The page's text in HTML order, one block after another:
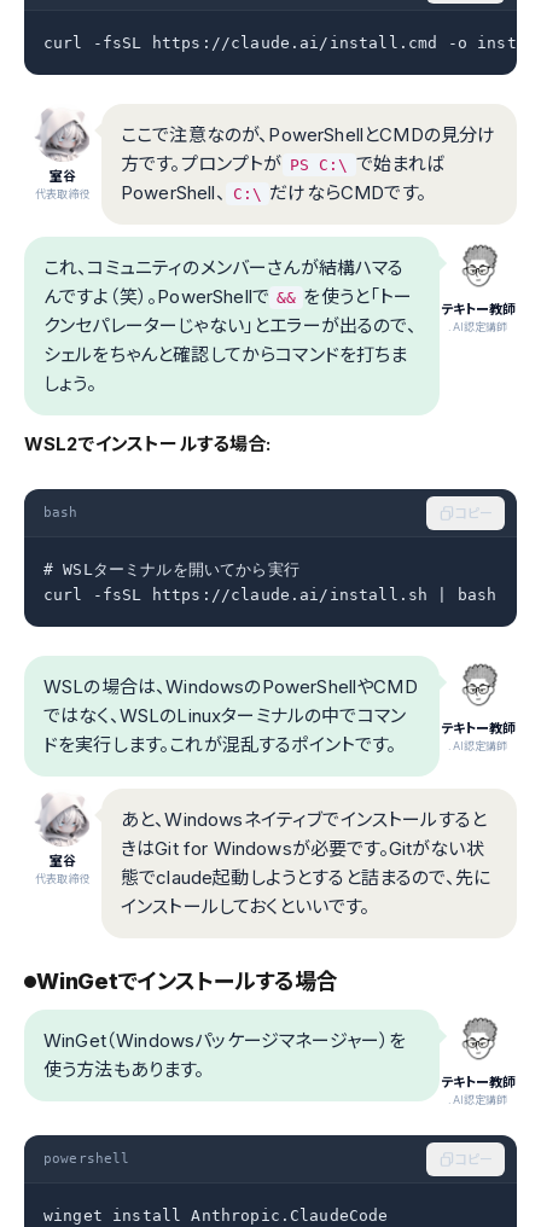
curl -fsSL https://claude.ai/install.cmd -o
室谷
代表取締役
ここで注意なのが、PowerShellとCMDの見分け
方です。プロンプトが PS C:\ で始まれば
PowerShell、
C:\ だけならCMDです。
テキトー教師
.AI認定講師
これ、コミュニティのメンバーさんが結構ハマる
んですよ（笑）。PowerShellで && を使うと「トー
クンセパレーターじゃない」とエラーが出るので、
シェルをちゃんと確認してからコマンドを打ちま
しょう。
WSL2でインストールする場合:
bash コピー
# WSLターミナルを開いてから実行
curl -fsSL https://claude.ai/install.sh | bash
テキトー教師
.AI認定講師
WSLの場合は、WindowsのPowerShellやCMD
ではなく、WSLのLinuxターミナルの中でコマン
ドを実行します。これが混乱するポイントです。
室谷
代表取締役
あと、Windowsネイティブでインストールすると
きはGit for Windowsが必要です。Gitがない状
態でclaude起動しようとすると詰まるので、先に
インストールしておくといいです。
WinGetでインストールする場合
テキトー教師
.AI認定講師
WinGet（Windowsパッケージマネージャー）を
使う方法もあります。
powershell コピー
winget install Anthropic.ClaudeCode